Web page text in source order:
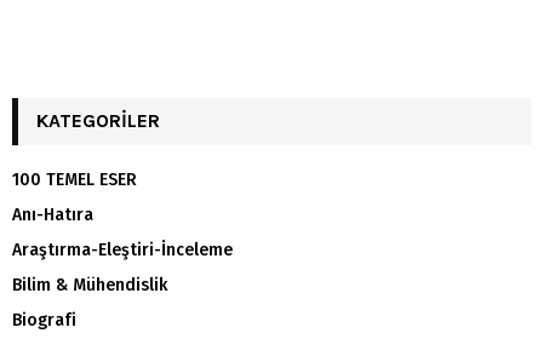
KATEGORILER
100 TEMEL ESER
Anı-Hatıra
Araştırma-Eleştiri-İnceleme
Bilim & Mühendislik
Biografi